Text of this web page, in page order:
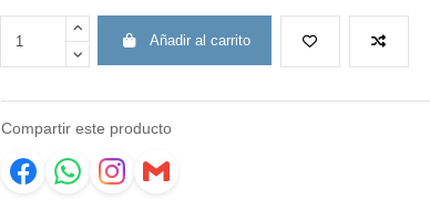
Añadir al carrito
Compartir este producto